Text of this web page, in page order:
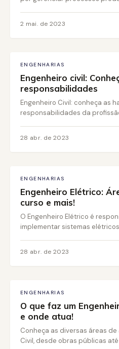
2 mai. de 2023
ENGENHARIAS
Engenheiro civil:
responsabilidades
Engenheiro Civil: conheça as
responsabilidades da
28 abr. de 2023
ENGENHARIAS
Engenheiro Elétrico:
curso e mais!
O Engenheiro Elétrico é
implementar sistemas
28 abr. de 2023
ENGENHARIAS
O que faz um
e onde atua!
Conheça as diversas áreas
Civil, desde obras públicas